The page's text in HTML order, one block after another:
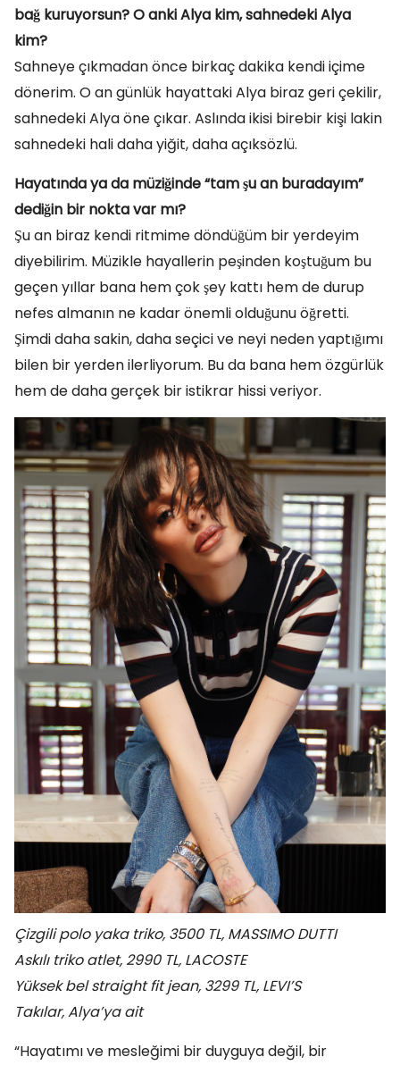
bağ kuruyorsun? O anki Alya kim, sahnedeki Alya
kim?
Sahneye çıkmadan önce birkaç dakika kendi içime
dönerim. O an günlük hayattaki Alya biraz geri çekilir,
sahnedeki Alya öne çıkar. Aslında ikisi birebir kişi lakin
sahnedeki hali daha yiğit, daha açıksözlü.
Hayatında ya da müziğinde “tam şu an buradayım”
dediğin bir nokta var mı?
Şu an biraz kendi ritmime döndüğüm bir yerdeyim
diyebilirim. Müzikle hayallerin peşinden koştuğum bu
geçen yıllar bana hem çok şey kattı hem de durup
nefes almanın ne kadar önemli olduğunu öğretti.
Şimdi daha sakin, daha seçici ve neyi neden yaptığımı
bilen bir yerden ilerliyorum. Bu da bana hem özgürlük
hem de daha gerçek bir istikrar hissi veriyor.
Çizgili polo yaka triko, 3500 TL, MASSIMO DUTTI
Askılı triko atlet, 2990 TL, LACOSTE
Yüksek bel straight fit jean, 3299 TL, LEVI’S
Takılar, Alya’ya ait
“Hayatımı ve mesleğimi bir duyguya değil, bir